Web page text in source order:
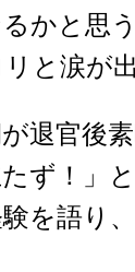
かと思
と涙が
退官後
ず！」
を語り